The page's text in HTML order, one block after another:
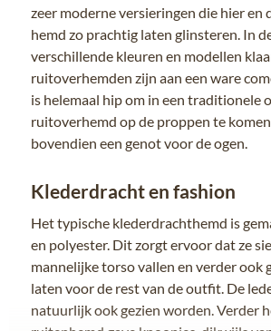
zeer moderne versieringen die hier en
hemd zo prachtig laten glinsteren. In
verschillende kleuren en modellen
ruitoverhemden zijn aan een ware
is helemaal hip om in een traditionele
ruitoverhemd op de proppen te
bovendien een genot voor de ogen.
Klederdracht en fashion
Het typische klederdrachthemd is
en polyester. Dit zorgt ervoor dat ze
mannelijke torso vallen en verder ook
laten voor de rest van de outfit. De
natuurlijk ook gezien worden. Verder